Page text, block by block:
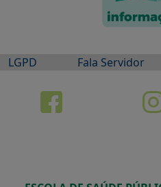
LGPD Fala Servidor